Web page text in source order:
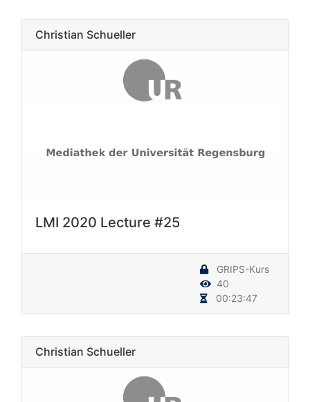
Christian Schueller
LMI 2020 Lecture #25
GRIPS-Kurs
40
00:23:47
Christian Schueller